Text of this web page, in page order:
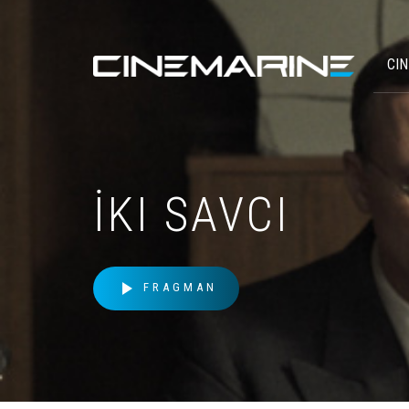
İKI SAVCI
play_arrow FRAGMAN